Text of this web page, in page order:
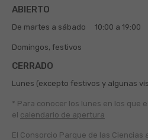
ABIERTO
De martes a sábado 10:00 a 19:00
Domingos, festivos
CERRADO
Lunes (excepto festivos y algunas
* Para conocer los lunes en los que
el calendario de apertura
El Consorcio Parque de las Ciencias